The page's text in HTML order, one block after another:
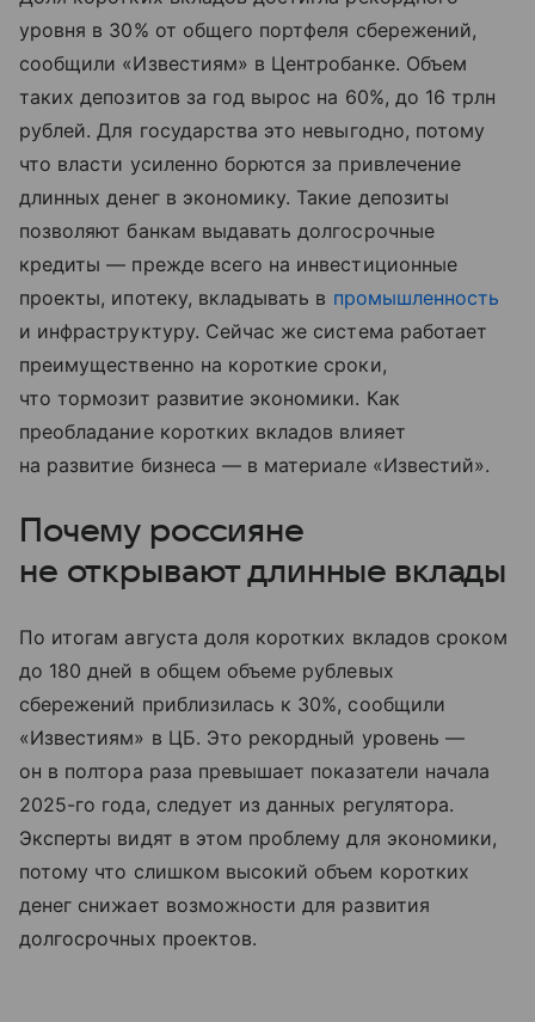
уровня в 30% от общего портфеля сбережений,
сообщили «Известиям» в Центробанке. Объем
таких депозитов за год вырос на 60%, до 16 трлн
рублей. Для государства это невыгодно, потому
что власти усиленно борются за привлечение
длинных денег в экономику. Такие депозиты
позволяют банкам выдавать долгосрочные
кредиты — прежде всего на инвестиционные
проекты, ипотеку, вкладывать в промышленность
и инфраструктуру. Сейчас же система работает
преимущественно на короткие сроки,
что тормозит развитие экономики. Как
преобладание коротких вкладов влияет
на развитие бизнеса — в материале «Известий».
Почему россияне
не открывают длинные вклады
По итогам августа доля коротких вкладов сроком
до 180 дней в общем объеме рублевых
сбережений приблизилась к 30%, сообщили
«Известиям» в ЦБ. Это рекордный уровень —
он в полтора раза превышает показатели начала
2025-го года, следует из данных регулятора.
Эксперты видят в этом проблему для экономики,
потому что слишком высокий объем коротких
денег снижает возможности для развития
долгосрочных проектов.